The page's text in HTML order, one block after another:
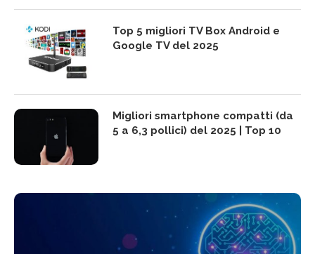
Top 5 migliori TV Box Android e
Google TV del 2025
Migliori smartphone compatti (da
5 a 6,3 pollici) del 2025 | Top 10